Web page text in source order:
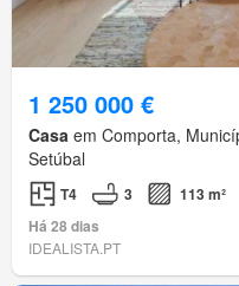
1 250 000 €
Casa em Comporta,
Setúbal
T4 3
113 m²
Há 28 dias
IDEALISTA.PT